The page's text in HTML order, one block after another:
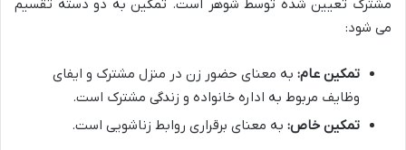
مشترک تعیین شده توسط شوهر است. تمکین به دو دسته تقسیم
می شود:
تمکین عام: به معنای حضور زن در منزل مشترک و ایفای
وظایف مربوط به اداره خانواده و زندگی مشترک است.
تمکین خاص: به معنای برقراری روابط زناشویی است.